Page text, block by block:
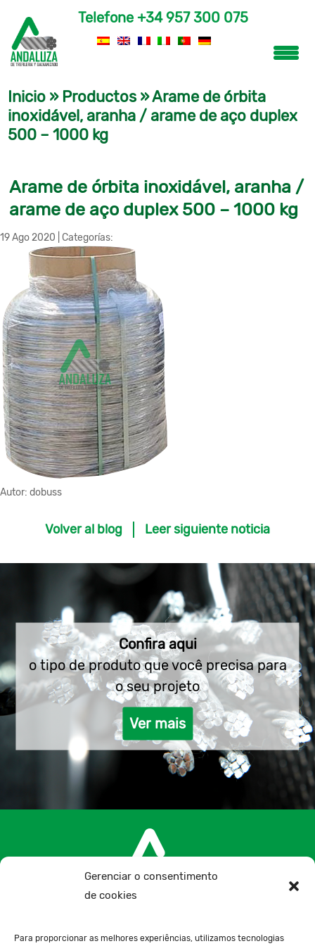
Gerenciar o consentimento
de cookies
Para proporcionar as melhores experiências, utilizamos tecnologias
Telefone +34 957 300 075
Inicio » Productos»Arame de órbita
inoxidável, aranha / arame de aço duplex
500 – 1000 kg
Arame de órbita inoxidável, aranha /
arame de aço duplex 500 – 1000 kg
19 Ago 2020 Categorías:
Autor: dobuss
Volver al blog Leer siguiente noticia
Confira aqui
o tipo de produto que você precisa para
o seu projeto
Ver mais
+34 957 300 075